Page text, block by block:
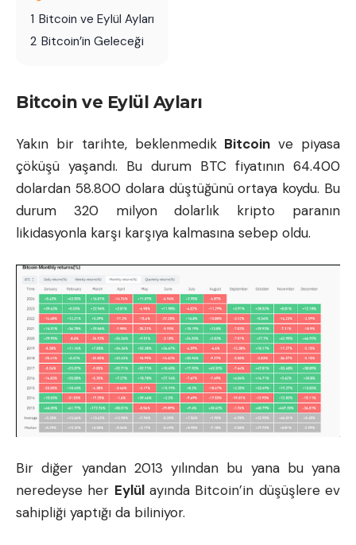
1 Bitcoin ve Eylül Ayları
2 Bitcoin’in Geleceği
Bitcoin ve Eylül Ayları
Yakın bir tarihte, beklenmedik Bitcoin ve piyasa
çöküşü yaşandı. Bu durum BTC fiyatının 64.400
dolardan 58.800 dolara düştüğünü ortaya koydu. Bu
durum 320 milyon dolarlık kripto paranın
likidasyonla karşı karşıya kalmasına sebep oldu.
Bir diğer yandan 2013 yılından bu yana bu yana
neredeyse her Eylülayında Bitcoin’in düşüşlere ev
sahipliği yaptığı da biliniyor.